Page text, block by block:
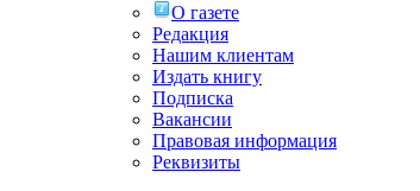
О газете
Редакция
Нашим клиентам
Издать книгу
Подписка
Вакансии
Правовая информация
Реквизиты